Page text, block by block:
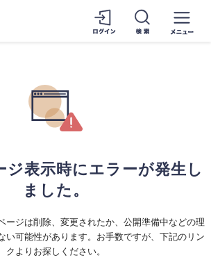
ジ表示時にエラーが発生し
ました。
ージは削除、変更されたか、公開準備中などの理
い可能性があります。お手数ですが、下記のリン
クよりお探しください。